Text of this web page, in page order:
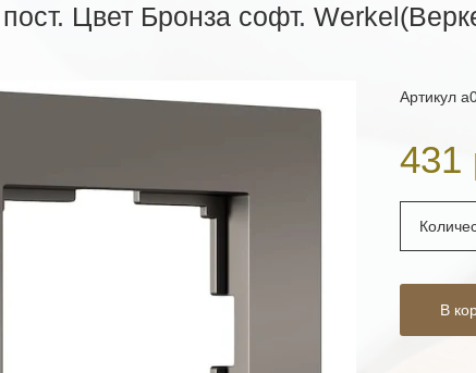
Цвет Бронза софт.
Артикул
431
В